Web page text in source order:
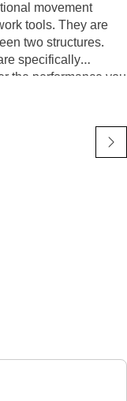
movement
tools. They are
two structures.
specifically
the performance you
the right
them to work and
and dependent